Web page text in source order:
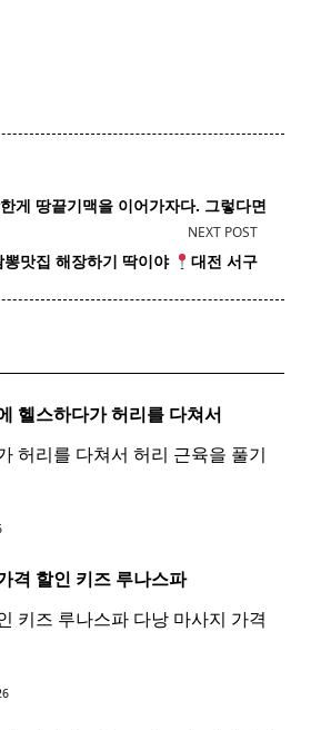
게 땅끝기맥을 이어가자다. 그렇다면
NEXT POST
뽕맛집 해장하기 딱이야 대전 서구
헬스하다가 허리를 다쳐서
허리를 다쳐서 허리 근육을 풀기
격 할인 키즈 루나스파
키즈 루나스파 다낭 마사지 가격